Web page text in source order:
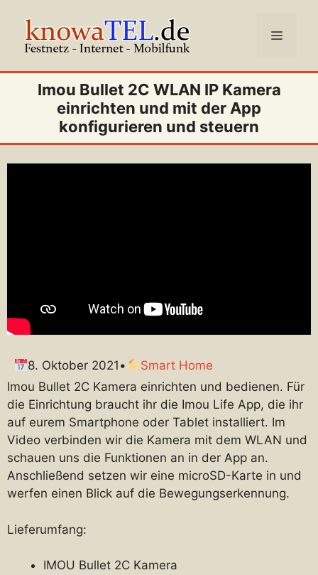
Inhalt
springen
Menü
Imou Bullet 2C WLAN IP Kamera
einrichten und mit der App
konfigurieren und steuern
8. Oktober 2021 •
Smart Home
Imou Bullet 2C Kamera einrichten und bedienen. Für
die Einrichtung braucht ihr die Imou Life App, die ihr
auf eurem Smartphone oder Tablet installiert. Im
Video verbinden wir die Kamera mit dem WLAN und
schauen uns die Funktionen an in der App an.
Anschließend setzen wir eine microSD-Karte in und
werfen einen Blick auf die Bewegungserkennung.
Lieferumfang:
IMOU Bullet 2C Kamera